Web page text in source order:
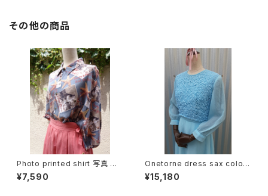
その他の商品
Photo printed shirt 写真 プ
リント 半袖 シャツ
¥7,590
Onetorne dress sax color/
ワンカラーシフォンワンピース
サックス
¥15,180